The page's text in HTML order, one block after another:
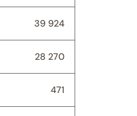
39 924
28 270
471